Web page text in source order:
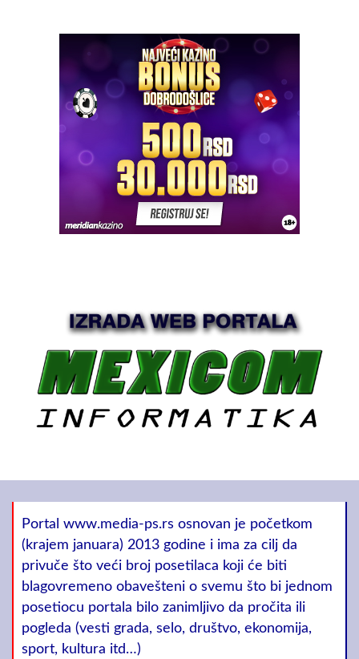
Portal www.media-ps.rs osnovan je početkom
(krajem januara) 2013 godine i ima za cilj da
privuče što veći broj posetilaca koji će biti
blagovremeno obavešteni o svemu što bi jednom
posetiocu portala bilo zanimljivo da pročita ili
pogleda (vesti grada, selo, društvo, ekonomija,
sport, kultura itd…)